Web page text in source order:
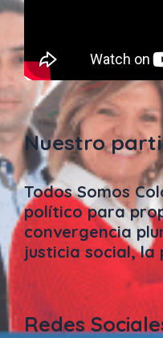
Nuestro
Todos Somos
político para
convergencia
justicia social, la
Redes